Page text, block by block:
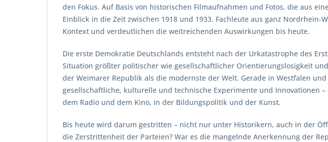
den Fokus. Auf Basis von historischen Filmaufnahmen und Fotos, die aus
Einblick in die Zeit zwischen 1918 und 1933. Fachleute aus ganz
Kontext und verdeutlichen die weitreichenden Auswirkungen bis heute.
Die erste Demokratie Deutschlands entsteht nach der Urkatastrophe des
Situation größter politischer wie gesellschaftlicher Orientierungslosigkeit
der Weimarer Republik als die modernste der Welt. Gerade in Westfalen
gesellschaftliche, kulturelle und technische Experimente und Innovationen
dem Radio und dem Kino, in der Bildungspolitik und der Kunst.
Bis heute wird darum gestritten – nicht nur unter Historikern, auch in der
die Zerstrittenheit der Parteien? War es die mangelnde Anerkennung der